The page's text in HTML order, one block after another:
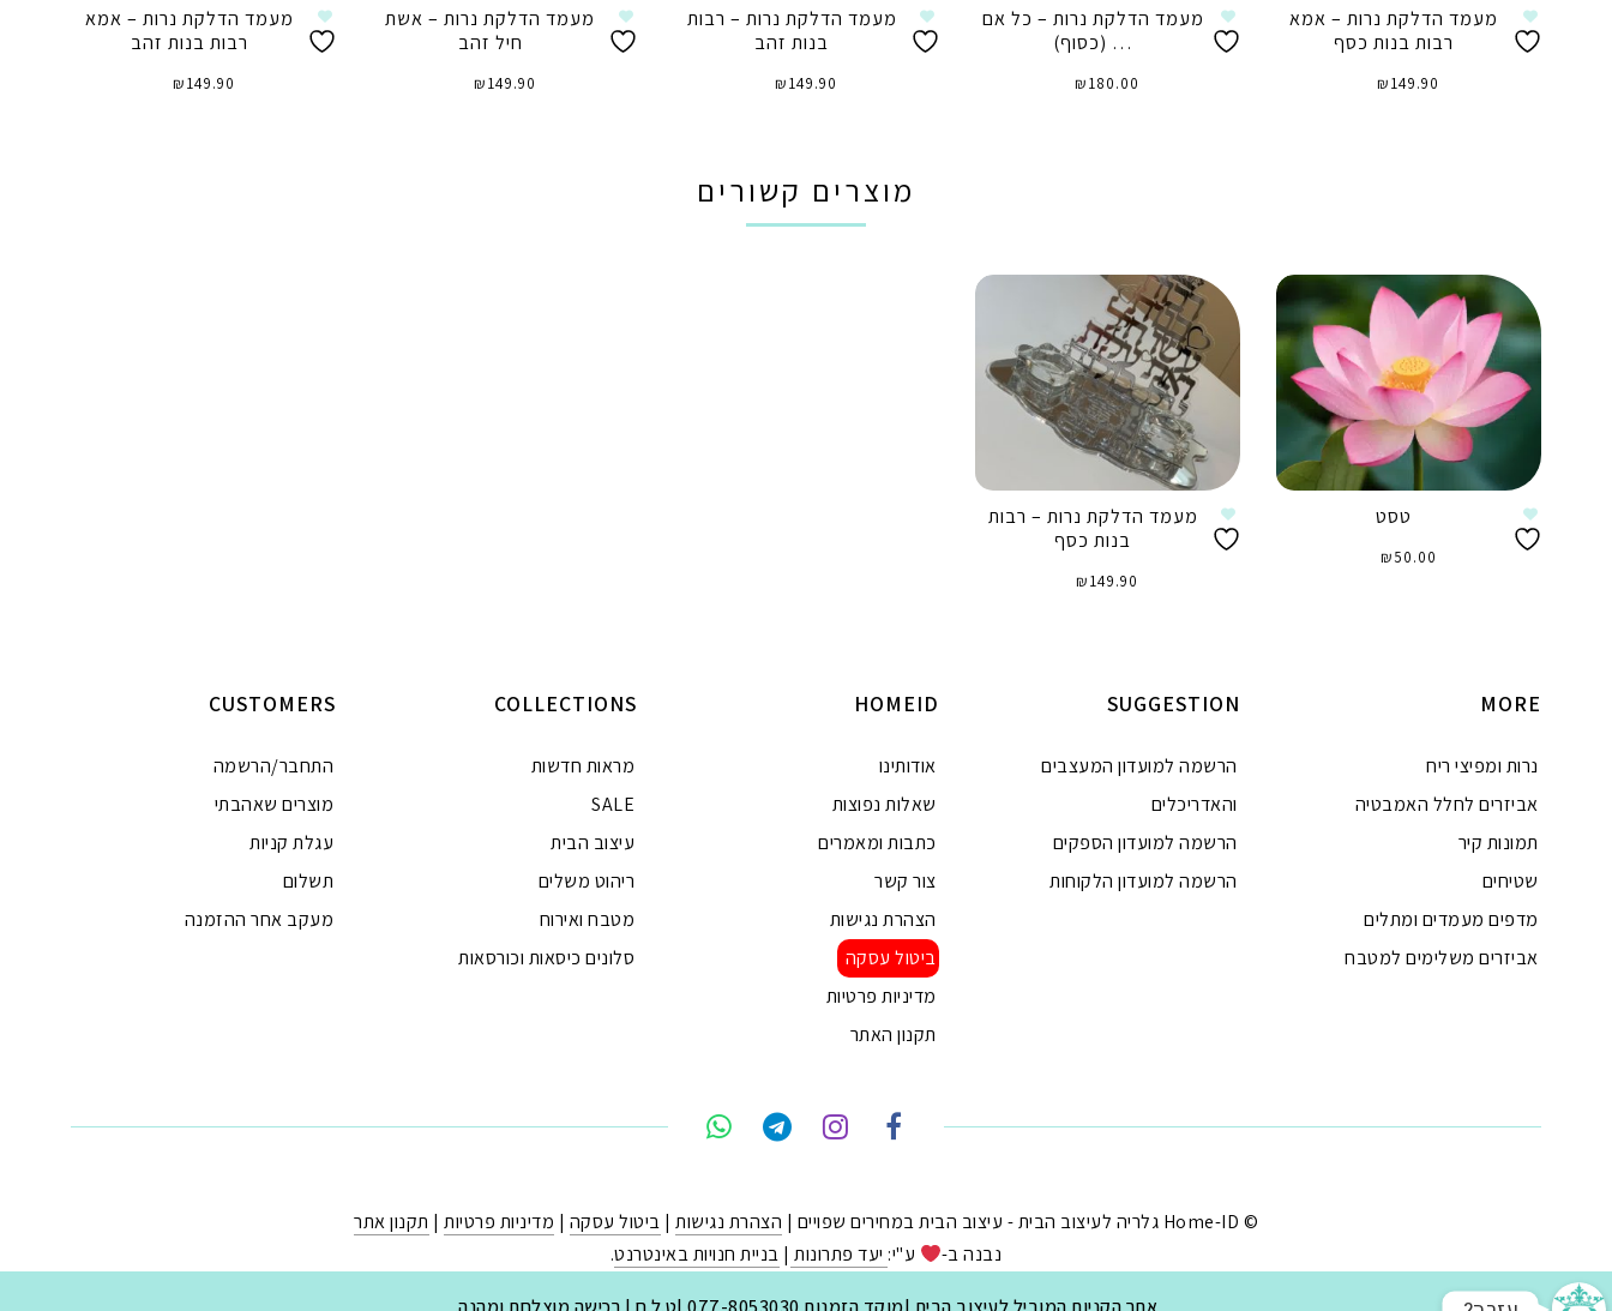
מעמד הדלקת נרות – אמא
רבות בנות כסף
₪149.90
מעמד הדלקת נרות – כל אם
… (כסוף)
₪180.00
מעמד הדלקת נרות – רבות
בנות זהב
₪149.90
מעמד הדלקת נרות – אשת
חיל זהב
₪149.90
מעמד הדלקת נרות – אמא
רבות בנות זהב
₪149.90
מוצרים קשורים
טסט
₪50.00
מעמד הדלקת נרות – רבות
בנות כסף
₪149.90
CUSTOMERS
התחבר/הרשמה
מוצרים שאהבתי
עגלת קניות
תשלום
מעקב אחר ההזמנה
COLLECTIONS
מראות חדשות
SALE
עיצוב הבית
ריהוט משלים
מטבח ואירוח
סלונים כיסאות וכורסאות
HOMEID
אודותינו
שאלות נפוצות
כתבות ומאמרים
צור קשר
הצהרת נגישות
ביטול עסקה
מדיניות פרטיות
תקנון האתר
SUGGESTION
הרשמה למועדון המעצבים
והאדריכלים
הרשמה למועדון הספקים
הרשמה למועדון הלקוחות
MORE
נרות ומפיצי ריח
אביזרים לחלל האמבטיה
תמונות קיר
שטיחים
מדפים מעמדים ומתלים
אביזרים משלימים למטבח
© Home-ID גלריה לעיצוב הבית - עיצוב הבית במחירים שפויים | הצהרת נגישות | ביטול עסקה | מדיניות פרטיות | תקנון אתר
נבנה ב-
ע"י: יעד פתרונות | בניית חנויות באינטרנט.